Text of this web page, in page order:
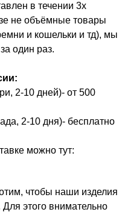
в течении 3х
не объёмные товары
и кошельки и тд), мы
один раз.
2-10 дней)- от 500
2-10 дня)- бесплатно
можно тут:
чтобы наши изделия
этого внимательно